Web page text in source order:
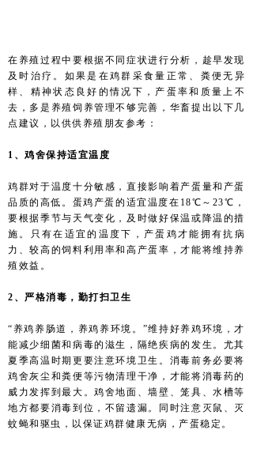
在养殖过程中要根据不同症状进行分析，趁早发现
及时治疗。如果是在鸡群采食量正常、粪便无异
样、精神状态良好的情况下，产蛋率和质量上不
去，多是养殖饲养管理不够完善，华畜提出以下几
点建议，以供供养殖朋友参考：
1、鸡舍保持适宜温度
鸡群对于温度十分敏感，直接影响着产蛋量和产蛋
品质的高低。蛋鸡产蛋的适宜温度在18℃～23℃，
要根据季节与天气变化，及时做好保温或降温的措
施。只有在适宜的温度下，产蛋鸡才能拥有抗病
力、较高的饲料利用率和高产蛋率，才能将维持养
殖效益。
2、严格消毒，勤打扫卫生
“养鸡养肠道，养鸡养环境。”维持好养鸡环境，才
能减少细菌和病毒的滋生，隔绝疾病的发生。尤其
夏季高温时期更要注意环境卫生。消毒前务必要将
鸡舍灰尘和粪便等污物清理干净，才能将消毒药的
威力发挥到最大。鸡舍地面、墙壁、笼具、水槽等
地方都要消毒到位，不留遗漏。同时注意灭鼠、灭
蚊蝇和驱虫，以保证鸡群健康无病，产蛋稳定。